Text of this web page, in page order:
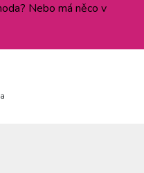
Nebo má něco v